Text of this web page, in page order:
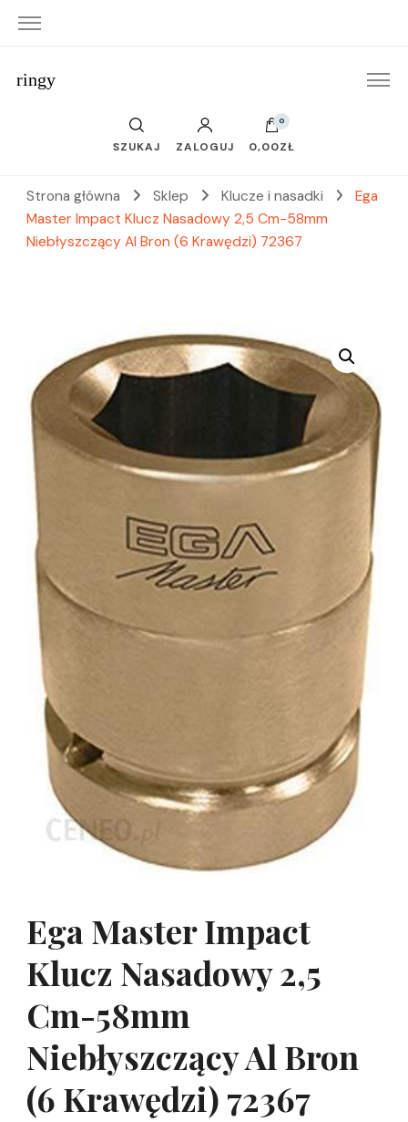
ringy
SZUKAJ ZALOGUJ
0
0,00ZŁ
Strona główna Sklep Klucze i nasadki
Ega
Master Impact Klucz Nasadowy 2,5 Cm-58mm
Niebłyszczący Al Bron (6 Krawędzi) 72367
Ega Master Impact
Klucz Nasadowy 2,5
Cm-58mm
Niebłyszczący Al Bron
(6 Krawędzi) 72367